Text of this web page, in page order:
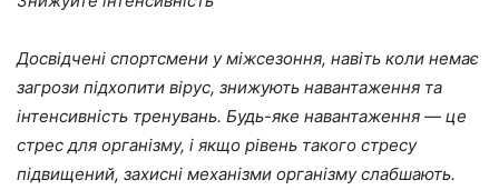
Досвідчені спортсмени у міжсезоння, навіть коли немає
загрози підхопити вірус, знижують навантаження та
інтенсивність тренувань. Будь-яке навантаження — це
стрес для організму, і якщо рівень такого стресу
підвищений, захисні механізми організму слабшають.